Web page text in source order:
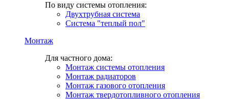
По виду системы отопления:
Двухтрубная система
Система "теплый пол"
Монтаж
Для частного дома:
Монтаж системы отопления
Монтаж радиаторов
Монтаж газового отопления
Монтаж твердотопливного отопления